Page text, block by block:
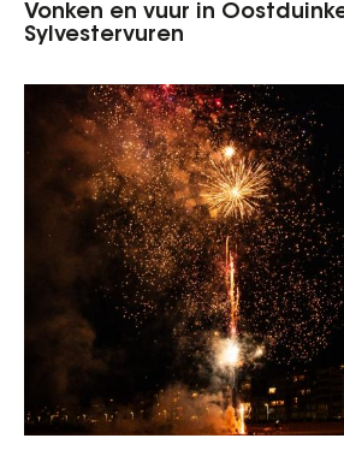
Vonken en vuur in
Sylvestervuren